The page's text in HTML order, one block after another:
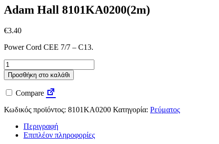
Adam Hall 8101KA0200(2m)
€3.40
Power Cord CEE 7/7 – C13.
Adam
Hall
8101KA0200(2m)
ποσότητα
Προσθήκη στο καλάθι
Compare
Κωδικός προϊόντος: 8101KA0200 Κατηγορία: Ρεύματος
Περιγραφή
Επιπλέον πληροφορίες